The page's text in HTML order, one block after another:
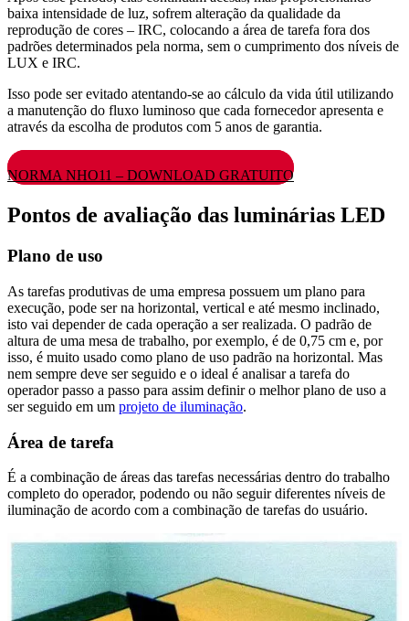
baixa intensidade de luz, sofrem alteração da qualidade da
reprodução de cores – IRC, colocando a área de tarefa fora dos
padrões determinados pela norma, sem o cumprimento dos níveis de
LUX e IRC.
Isso pode ser evitado atentando-se ao cálculo da vida útil utilizando
a manutenção do fluxo luminoso que cada fornecedor apresenta e
através da escolha de produtos com 5 anos de garantia.
NORMA NHO11 – DOWNLOAD GRATUITO
Pontos de avaliação das luminárias LED
Plano de uso
As tarefas produtivas de uma empresa possuem um plano para
execução, pode ser na horizontal, vertical e até mesmo inclinado,
isto vai depender de cada operação a ser realizada. O padrão de
altura de uma mesa de trabalho, por exemplo, é de 0,75 cm e, por
isso, é muito usado como plano de uso padrão na horizontal. Mas
nem sempre deve ser seguido e o ideal é analisar a tarefa do
operador passo a passo para assim definir o melhor plano de uso a
ser seguido em um projeto de iluminação.
Área de tarefa
É a combinação de áreas das tarefas necessárias dentro do trabalho
completo do operador, podendo ou não seguir diferentes níveis de
iluminação de acordo com a combinação de tarefas do usuário.